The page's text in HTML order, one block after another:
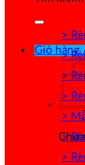
Giỏ
>
>
>
>
>
>
>